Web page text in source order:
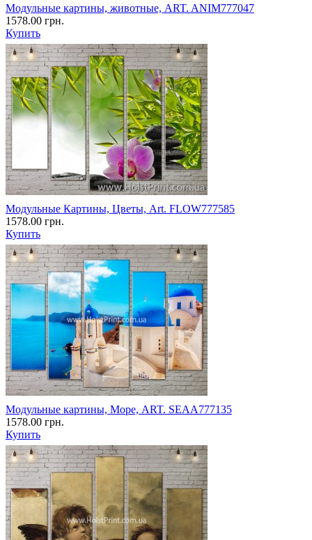
Модульные картины, животные, ART. ANIM777047
1578.00 грн.
Купить
Модульные Картины, Цветы, Art. FLOW777585
1578.00 грн.
Купить
Модульные картины, Море, ART. SEAA777135
1578.00 грн.
Купить